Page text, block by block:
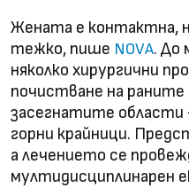
Жената е контактна,
тежко, пише NOVА. До
няколко хирургични
почистване на раните
засегнатите области
горни крайници.
а лечението се
мултидисциплинарен